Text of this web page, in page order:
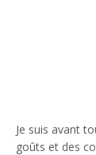
Je suis avant
goûts et des